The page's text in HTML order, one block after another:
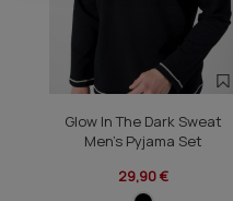
Glow In The Dark Sweat
Men's Pyjama Set
29,90 €